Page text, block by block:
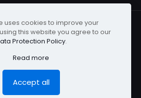
NL857115376B01
ByWordPressure
uses cookies to improve your
this website you agree to our
Protection Policy.
Read more
Accept all